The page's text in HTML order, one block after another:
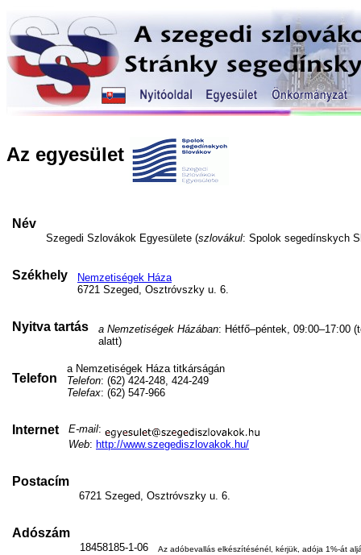
Az egyesület
Név
Szegedi Szlovákok Egyesülete (szlovákul: Spolok segedínskych
Székhely
Nemzetiségek Háza
6721 Szeged, Osztróvszky u. 6.
Nyitva tartás a Nemzetiségek Házában: Hétfő–péntek, 09:00–17:00
alatt)
Telefon
a Nemzetiségek Háza titkárságán
Telefon: (62) 424-248, 424-249
Telefax: (62) 547-966
Internet E-mail:
Web: http://www.szegediszlovakok.hu/
Postacím
6721 Szeged, Osztróvszky u. 6.
Adószám
18458185-1-06 Az adóbevallás elkészítésénél, kérjük, adója 1%-át